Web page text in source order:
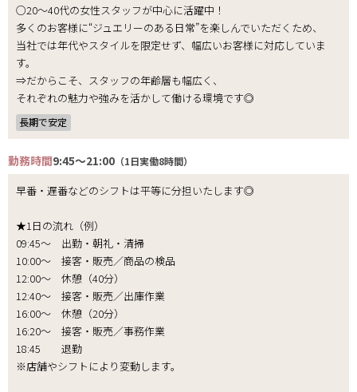
○20〜40代の女性スタッフが中心に活躍中！
多くのお客様に“ジュエリーのある日常”を楽しんでいただくため、
当社では年代やスタイルを限定せず、幅広いお客様に対応していま
す。
⇒だからこそ、スタッフの年齢層も幅広く、
それぞれの魅力や強みを活かして働ける環境です◎
長期で安定
勤務時間9:45～21:00 （1日実働8時間）
早番・遅番などのシフトは平等に分担いたします◎
★1日の流れ（例）
09:45〜 出勤・朝礼・清掃
10:00〜 接客・販売／商品の検品
12:00〜 休憩（40分）
12:40〜 接客・販売／出庫作業
16:00〜 休憩（20分）
16:20〜 接客・販売／事務作業
18:45 退勤
※店舗やシフトにより変動します。